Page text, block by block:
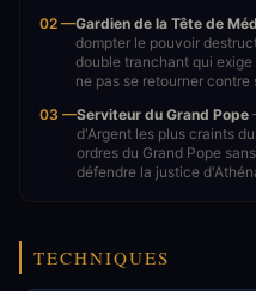
02 —Gardien de la Tête de
dompter le pouvoir
double tranchant qui
ne pas se retourner contre
03 —Serviteur du Grand Pope
d'Argent les plus craints
ordres du Grand Pope
défendre la justice
TECHNIQUES